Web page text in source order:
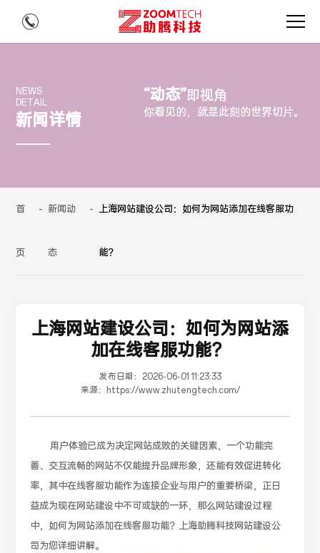
NEWS
DETAIL
新闻详情
“动态”即视角
你看见的，就是此刻的世界切片。
首
页
- 新闻动
态
- 上海网站建设公司：如何为网站添加在线客服功
能？
上海网站建设公司：如何为网站添
加在线客服功能？
发布日期：
2026-06-01 11:23:33
来源：
https://www.zhutengtech.com/
用户体验已成为决定网站成败的关键因素，一个功能完
善、交互流畅的网站不仅能提升品牌形象，还能有效促进转化
率，其中在线客服功能作为连接企业与用户的重要桥梁，正日
益成为现在网站建设中不可或缺的一环，那么网站建设过程
中，如何为网站添加在线客服功能？上海助腾科技网站建设公
司为您详细讲解。